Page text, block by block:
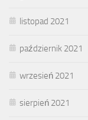
listopad 2021
październik 2021
wrzesień 2021
sierpień 2021